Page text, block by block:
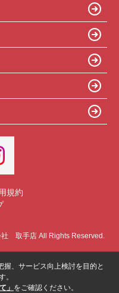
規約
社 取手店 All Rights Reserved.
、サービス向上検討を目的と
。
」 をご確認ください。